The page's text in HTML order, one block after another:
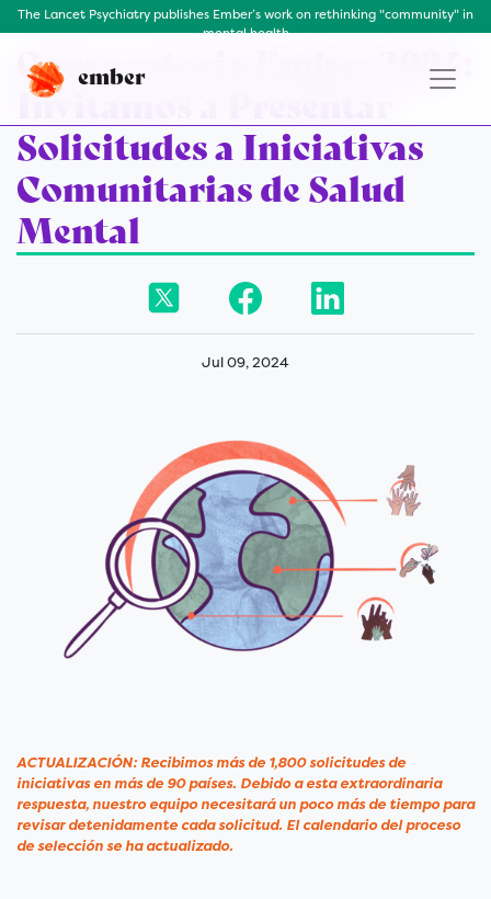
The Lancet Psychiatry publishes Ember’s work on rethinking "community" in
mental health
ember
Convocatoria Ember 2024:
Invitamos a Presentar
Solicitudes a Iniciativas
Comunitarias de Salud
Mental
Jul 09, 2024
ACTUALIZACIÓN: Recibimos más de 1,800 solicitudes de
iniciativas en más de 90 países. Debido a esta extraordinaria
respuesta, nuestro equipo necesitará un poco más de tiempo para
revisar detenidamente cada solicitud. El calendario del proceso
de selección se ha actualizado.